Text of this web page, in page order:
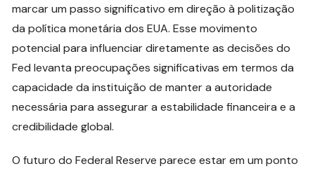
marcar um passo significativo em direção à politização
da política monetária dos EUA. Esse movimento
potencial para influenciar diretamente as decisões do
Fed levanta preocupações significativas em termos da
capacidade da instituição de manter a autoridade
necessária para assegurar a estabilidade financeira e a
credibilidade global.
O futuro do Federal Reserve parece estar em um ponto